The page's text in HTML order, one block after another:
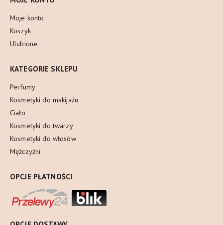
Moje konto
Koszyk
Ulubione
KATEGORIE SKLEPU
Perfumy
Kosmetyki do makijażu
Ciało
Kosmetyki do twarzy
Kosmetyki do włosów
Mężczyźni
OPCJE PŁATNOŚCI